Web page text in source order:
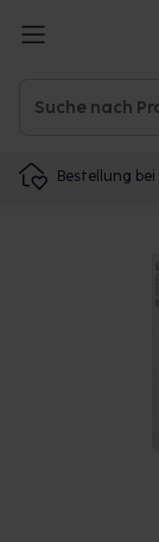
Bestellung bei